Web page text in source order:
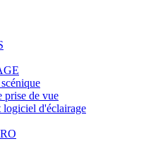
prise de vue
logiciel d'éclairage